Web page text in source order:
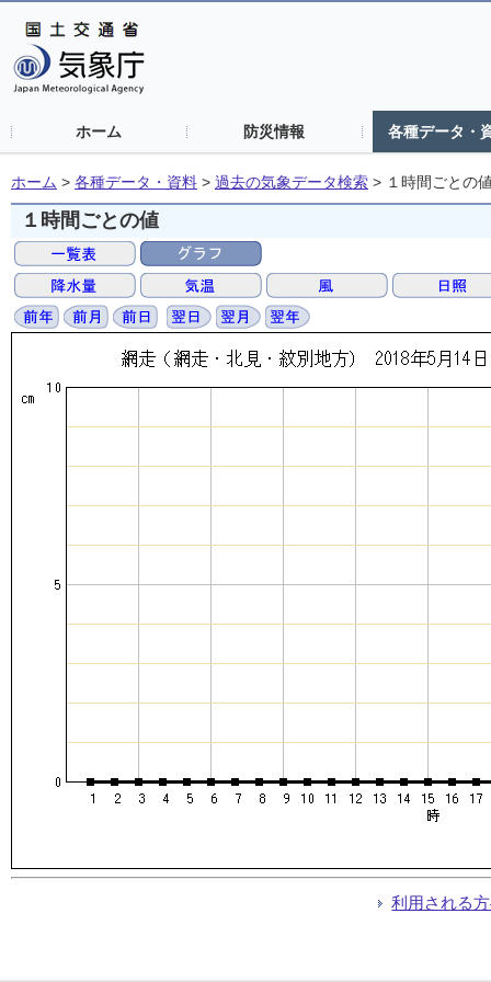
ホーム 防災情報 各種データ・
ホーム > 各種データ・資料 > 過去の気象データ検索 > １時間ごとの
１時間ごとの値
利用される